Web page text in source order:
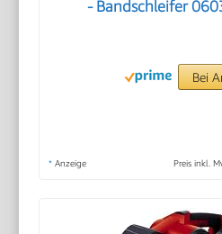
- Bandschleifer
Bei
* Anzeige Preis inkl.